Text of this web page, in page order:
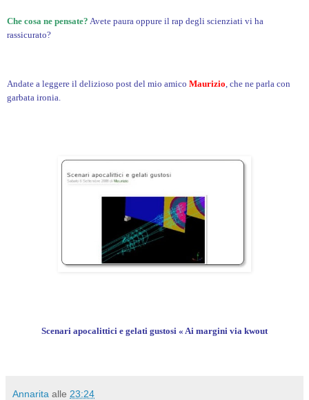
Che cosa ne pensate? Avete paura oppure il rap degli scienziati vi ha
rassicurato?
Andate a leggere il delizioso post del mio amico Maurizio, che ne parla con
garbata ironia.
Scenari apocalittici e gelati gustosi « Ai margini via kwout
Annarita alle 23:24